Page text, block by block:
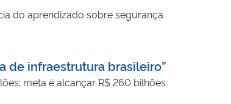
do aprendizado sobre segurança
de infraestrutura brasileiro”
meta é alcançar R$ 260 bilhões